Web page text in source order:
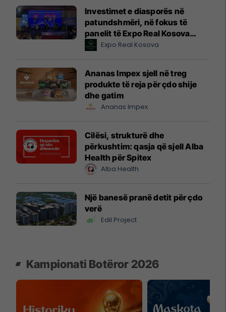
Investimet e diasporës në
patundshmëri, në fokus të
panelit të Expo Real Kosova
2026Expo Real Kosova
Ananas Impex sjell në treg
produkte të reja për çdo shije
dhe gatim
Ananas Impex
Cilësi, strukturë dhe
përkushtim: qasja që sjell Alba
Health për Spitex
Alba Health
Një banesë pranë detit për çdo
verë
Edil Project
Kampionati Botëror 2026